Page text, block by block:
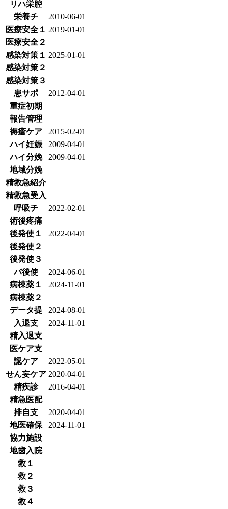
リハ栄腔
栄養チ
2010-06-01
医療安全１ 2019-01-01
医療安全２
感染対策１ 2025-01-01
感染対策２
感染対策３
患サポ
2012-04-01
重症初期
報告管理
褥瘡ケア
2015-02-01
ハイ妊娠
2009-04-01
ハイ分娩
2009-04-01
地域分娩
精救急紹介
精救急受入
呼吸チ
2022-02-01
術後疼痛
後発使１
2022-04-01
後発使２
後発使３
バ後使
2024-06-01
病棟薬１
2024-11-01
病棟薬２
データ提
2024-08-01
入退支
2024-11-01
精入退支
医ケア支
認ケア
2022-05-01
せん妄ケア 2020-04-01
精疾診
2016-04-01
精急医配
排自支
2020-04-01
地医確保
2024-11-01
協力施設
地歯入院
救１
救２
救３
救４